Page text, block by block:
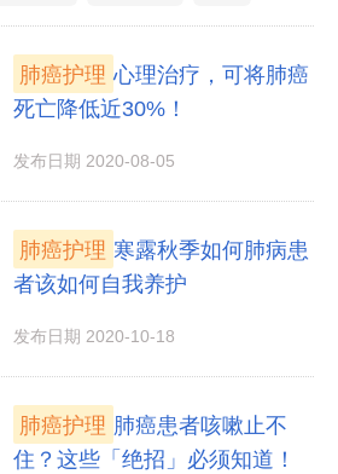
肺癌护理 心理治疗，可将肺癌
死亡降低近30%！
发布日期 2020-08-05
肺癌护理 寒露秋季如何肺病患
者该如何自我养护
发布日期 2020-10-18
肺癌护理 肺癌患者咳嗽止不
住？这些「绝招」必须知道！